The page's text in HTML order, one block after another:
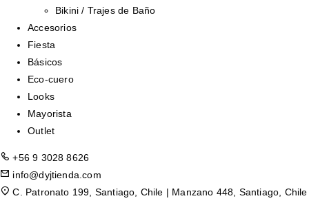
Bikini / Trajes de Baño
Accesorios
Fiesta
Básicos
Eco-cuero
Looks
Mayorista
Outlet
+56 9 3028 8626
info@dyjtienda.com
C. Patronato 199, Santiago, Chile | Manzano 448, Santiago, Chile